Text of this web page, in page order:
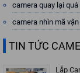
camera quay lại
camera nhìn mã
TIN TỨC
Lắp